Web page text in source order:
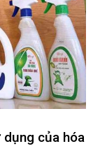
của hóa